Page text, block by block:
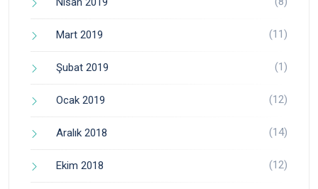
Mart 2019 (11)
Şubat 2019 (1)
Ocak 2019 (12)
Aralık 2018 (14)
Ekim 2018 (12)